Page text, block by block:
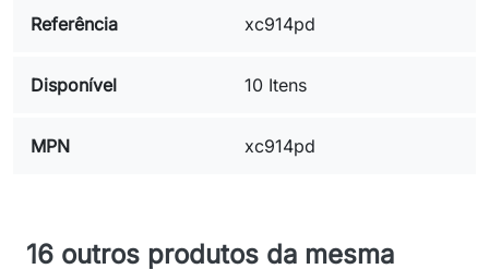
Referência xc914pd
Disponível 10 Itens
MPN xc914pd
16 outros produtos da mesma